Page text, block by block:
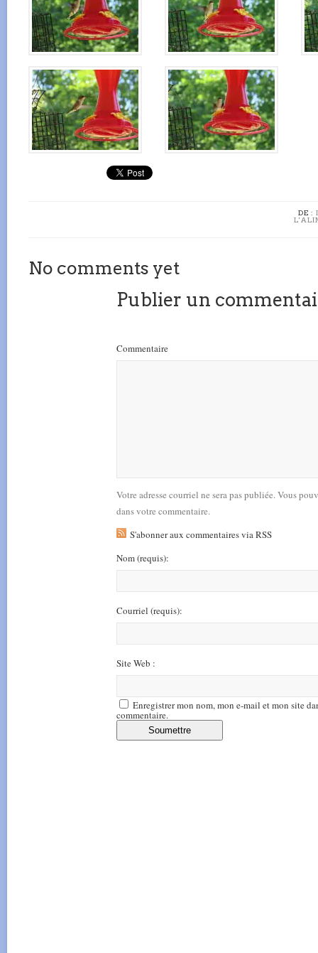
DE :
No comments yet
Publier un
Commentaire
Votre adresse courriel ne sera pas publiée. Vous
dans votre commentaire.
S'abonner aux commentaires via RSS
Nom(requis):
Courriel (requis):
Site Web :
Enregistrer mon nom, mon e-mail et mon site
commentaire.